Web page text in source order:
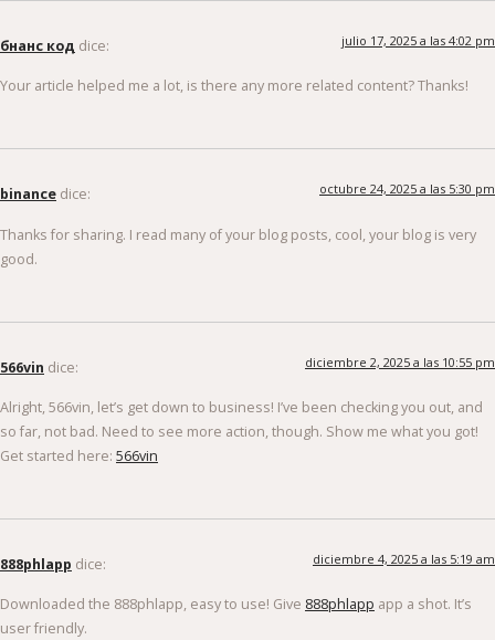
бнанс код dice: julio 17, 2025 a las 4:02 pm
Your article helped me a lot, is there any more related content? Thanks!
binance dice: octubre 24, 2025 a las 5:30 pm
Thanks for sharing. I read many of your blog posts, cool, your blog is very
good.
566vin dice: diciembre 2, 2025 a las 10:55 pm
Alright, 566vin, let’s get down to business! I’ve been checking you out, and
so far, not bad. Need to see more action, though. Show me what you got!
Get started here: 566vin
888phlapp dice: diciembre 4, 2025 a las 5:19 am
Downloaded the 888phlapp, easy to use! Give 888phlapp app a shot. It’s
user friendly.